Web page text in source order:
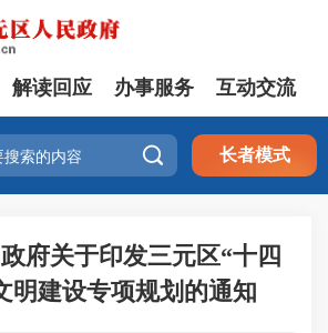
解读回应 办事服务 互动交流
 长者模式
府关于印发三元区“十四
明建设专项规划的通知